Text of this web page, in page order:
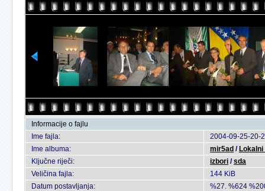
Informacije o fajlu
Ime fajla:
2004-09-25-20-
Ime albuma:
mir5ad /
Ključne riječi:
izbori /sda
Veličina fajla:
144 KiB
Datum postavljanja:
%27. %624